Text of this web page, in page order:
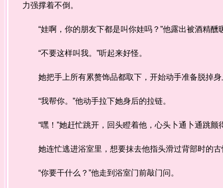
力强撑着不倒。
“娃啊，你的朋友下都是叫你娃吗？”他露出被酒精醺
“不要这样叫我。”听起来好怪。
她把手上所有累赘饰品都取下，开始动手准备脱掉身
“我帮你。”他动手拉下她身后的拉链。
“嘿！”她赶忙跳开，回头瞪着他，心头卜通卜通跳颤
她连忙逃进浴室里，想要抹去他指头滑过背部时的古
“你要干什么？”他走到浴室门前敲门问。